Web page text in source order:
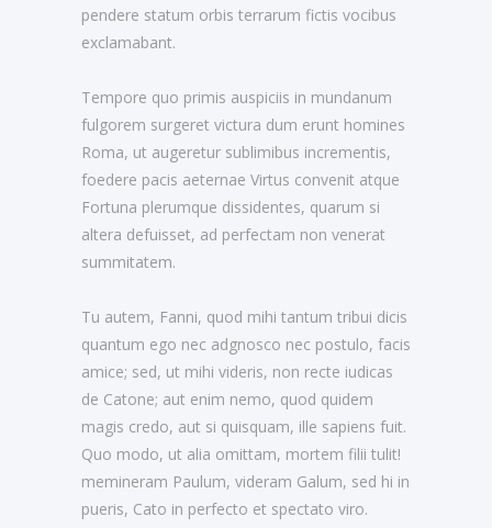
pendere statum orbis terrarum fictis vocibus
exclamabant.
Tempore quo primis auspiciis in mundanum
fulgorem surgeret victura dum erunt homines
Roma, ut augeretur sublimibus incrementis,
foedere pacis aeternae Virtus convenit atque
Fortuna plerumque dissidentes, quarum si
altera defuisset, ad perfectam non venerat
summitatem.
Tu autem, Fanni, quod mihi tantum tribui dicis
quantum ego nec adgnosco nec postulo, facis
amice; sed, ut mihi videris, non recte iudicas
de Catone; aut enim nemo, quod quidem
magis credo, aut si quisquam, ille sapiens fuit.
Quo modo, ut alia omittam, mortem filii tulit!
memineram Paulum, videram Galum, sed hi in
pueris, Cato in perfecto et spectato viro.